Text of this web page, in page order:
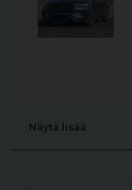
Näytä lisää